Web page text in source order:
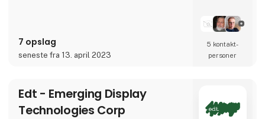
7 opslag
seneste fra 13. april 2023
5 kontakt­
personer
Edt - Emerging Display
Technologies Corp